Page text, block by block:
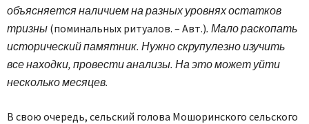
объясняется наличием на разных уровнях остатков
тризны (поминальных ритуалов. – Авт.). Мало раскопать
исторический памятник. Нужно скрупулезно изучить
все находки, провести анализы. На это может уйти
несколько месяцев.
В свою очередь, сельский голова Мошоринского сельского